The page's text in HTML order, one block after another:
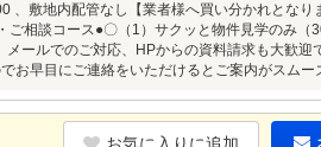
敷地内配管なし【業者様へ買い分かれとなり
相談コース●〇（1）サクッと物件見学のみ（
ールでのご対応、HPからの資料請求も大歓
お早目にご連絡をいただけるとご案内がスムー